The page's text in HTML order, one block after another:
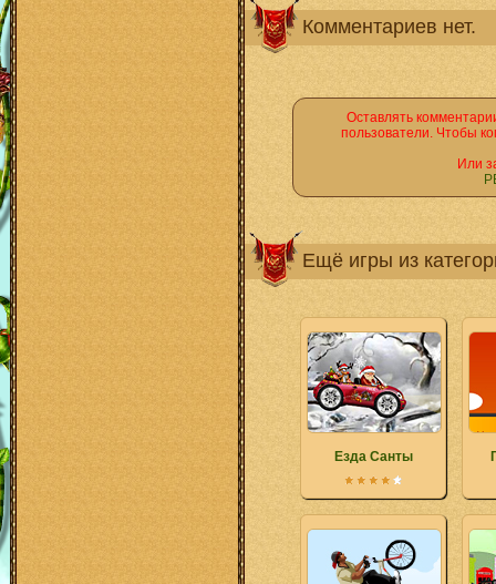
Комментариев нет.
Оставлять
пользователи. Чтобы
Или
Ещё игры из
Езда Санты